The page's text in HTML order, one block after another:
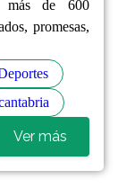
más de 600
promesas,
Ver más